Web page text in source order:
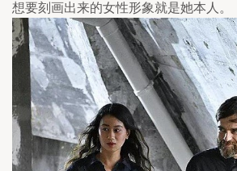
想要刻画出来的女性形象就是她本人。